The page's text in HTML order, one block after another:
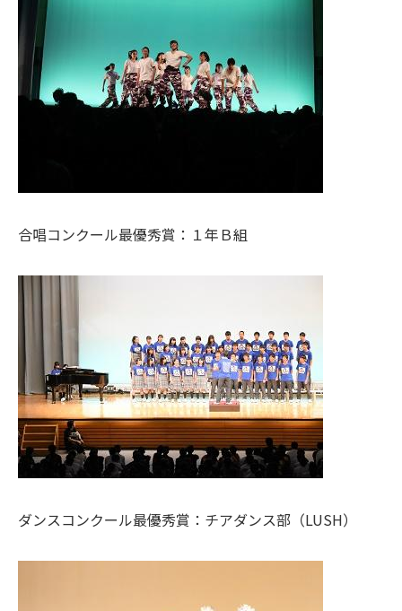
合唱コンクール最優秀賞：１年Ｂ組
ダンスコンクール最優秀賞：チアダンス部（LUSH）